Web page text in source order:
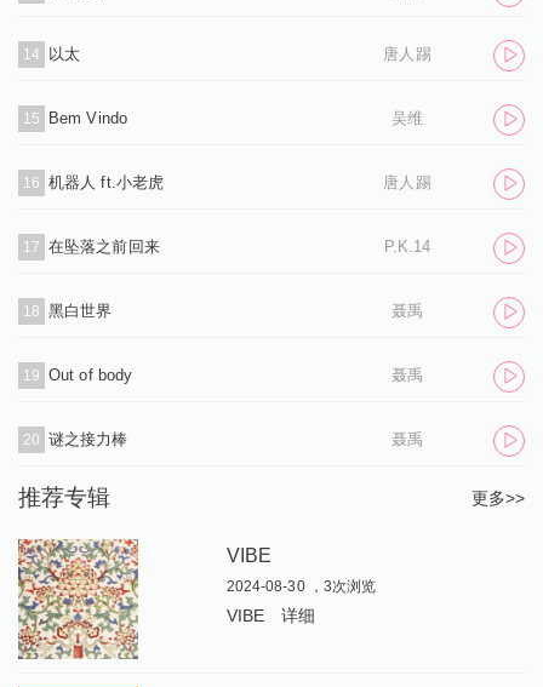
14 以太 唐人踢
15 Bem Vindo 吴维
16 机器人 ft.小老虎 唐人踢
17 在坠落之前回来 P.K.14
18 黑白世界 聂禹
19 Out of body 聂禹
20 谜之接力棒 聂禹
推荐专辑 更多>>
VIBE
2024-08-30 ，3次浏览
VIBE 详细